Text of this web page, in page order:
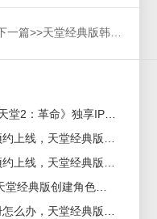
一篇>>天堂经典版韩服进不去怎么办
《天堂2：革命》新服怎么玩，《天堂2：革命》独享IP加速器推荐 2026-06-12
《天堂经典版》新章节遗忘之岛预约上线，天堂经典版独享IP推荐 2026-07-20
《天堂经典版》新章节遗忘之岛预约上线，天堂经典版独享IP推荐 2026-07-20
天堂:经典版新服如何创建角色，天堂经典版创建角色教程 2026-03-10
天堂经典版新手小白不会游戏注册怎么办，天堂经典版注册下载安全验证教程 2026-04-02